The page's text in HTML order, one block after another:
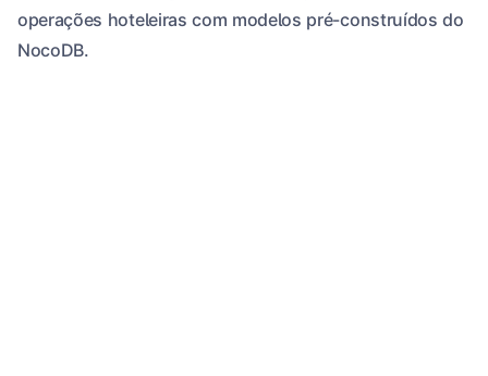
operações hoteleiras com modelos pré-construídos do
NocoDB.